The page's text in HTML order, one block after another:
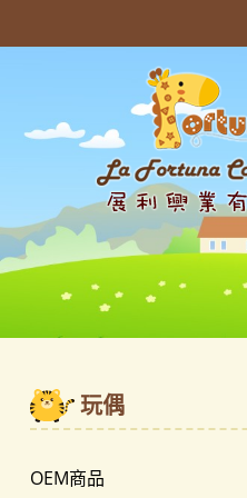
玩偶
OEM商品